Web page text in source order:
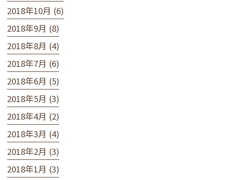
2018年10月 (6)
2018年9月 (8)
2018年8月 (4)
2018年7月 (6)
2018年6月 (5)
2018年5月 (3)
2018年4月 (2)
2018年3月 (4)
2018年2月 (3)
2018年1月 (3)